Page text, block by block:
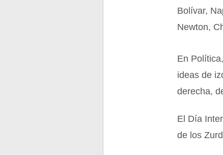
Bolívar,
Newton,
En
ideas de
derecha,
El Día
de los